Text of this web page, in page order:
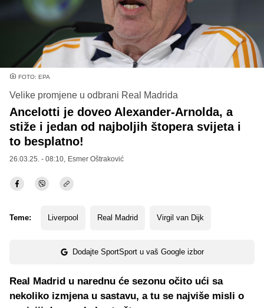
FOTO: EPA
Velike promjene u odbrani Real Madrida
Ancelotti je doveo Alexander-Arnolda, a
stiže i jedan od najboljih štopera svijeta i
to besplatno!
26.03.25. - 08:10, Esmer Oštraković
Teme: Liverpool Real Madrid Virgil van Dijk
Dodajte SportSport u vaš Google izbor
Real Madrid u narednu će sezonu očito ući sa
nekoliko izmjena u sastavu, a tu se najviše misli o